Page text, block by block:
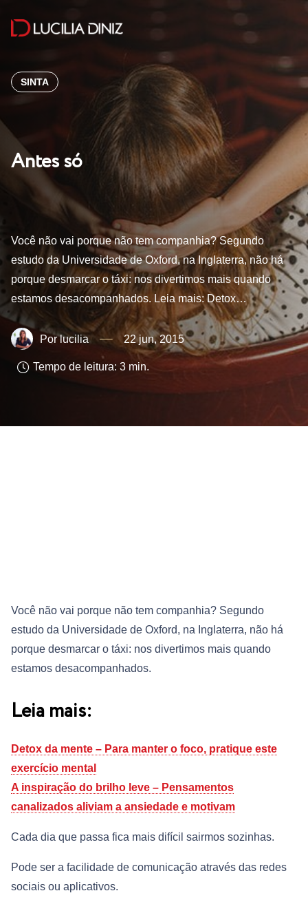
SINTA
Antes só
Você não vai porque não tem companhia? Segundo
estudo da Universidade de Oxford, na Inglaterra, não há
porque desmarcar o táxi: nos divertimos mais quando
estamos desacompanhados. Leia mais: Detox…
lucilia 22 jun, 2015
Tempo de leitura: 3 min.
Você não vai porque não tem companhia? Segundo
estudo da Universidade de Oxford, na Inglaterra, não há
porque desmarcar o táxi: nos divertimos mais quando
estamos desacompanhados.
Leia mais:
Detox da mente – Para manter o foco, pratique este
exercício mental
A inspiração do brilho leve – Pensamentos
canalizados aliviam a ansiedade e motivam
Cada dia que passa fica mais difícil sairmos sozinhas.
Pode ser a facilidade de comunicação através das redes
sociais ou aplicativos.